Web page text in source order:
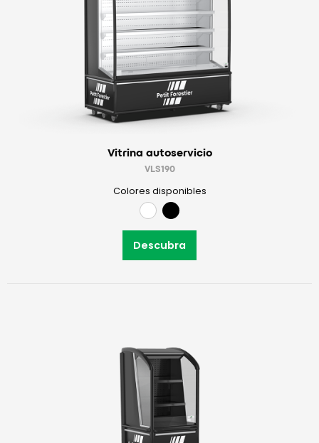
Vitrina autoservicio
VLS190
Colores disponibles
Descubra